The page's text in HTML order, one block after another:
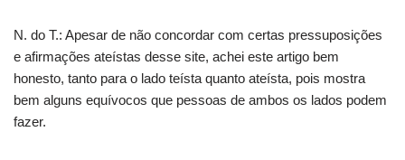
N. do T.: Apesar de não concordar com certas pressuposições
e afirmações ateístas desse site, achei este artigo bem
honesto, tanto para o lado teísta quanto ateísta, pois mostra
bem alguns equívocos que pessoas de ambos os lados podem
fazer.